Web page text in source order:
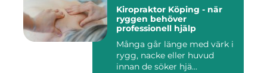
Kiropraktor Köping - när
ryggen behöver
professionell hjälp
Många går länge med värk i
rygg, nacke eller huvud
innan de söker hjä...